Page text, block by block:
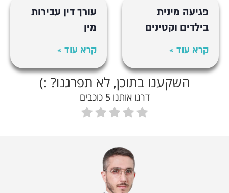
פגיעה מינית
בילדים וקטינים
קרא עוד »
עורך דין עבירות
מין
קרא עוד »
השקענו בתוכן, לא תפרגנו? :)
דרגו אותנו 5 כוכבים